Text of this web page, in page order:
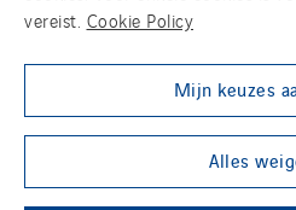
SUBSIDIARIES
VINCI
vereist. Cookie Policy
Mijn keuzes
Alles